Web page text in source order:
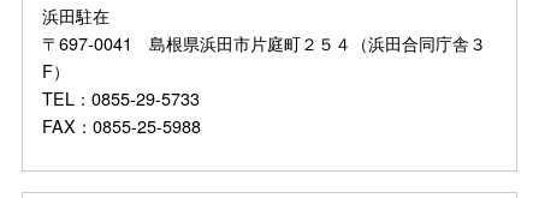
浜田駐在
〒697-0041 島根県浜田市片庭町２５４（浜田合同庁舎３
F）
TEL：0855-29-5733
FAX：0855-25-5988